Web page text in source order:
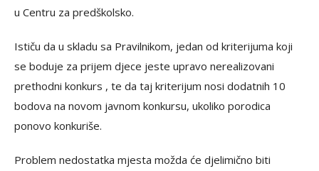
u Centru za predškolsko.
Ističu da u skladu sa Pravilnikom, jedan od kriterijuma koji
se boduje za prijem djece jeste upravo nerealizovani
prethodni konkurs , te da taj kriterijum nosi dodatnih 10
bodova na novom javnom konkursu, ukoliko porodica
ponovo konkuriše.
Problem nedostatka mjesta možda će djelimično biti